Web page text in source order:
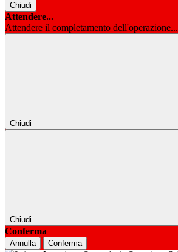
Chiudi
Attendere...
Attendere il completamento dell'operazione...
Chiudi
Chiudi
Conferma
Annulla Conferma